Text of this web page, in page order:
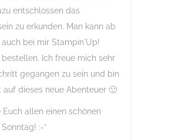
entschlossen das
zu erkunden. Man kann ab
bei mir Stampin´Up!
bestellen. Ich freue mich sehr
gegangen zu sein und bin
auf dieses neue Abenteuer 🙂
Euch allen einen schönen
:-*